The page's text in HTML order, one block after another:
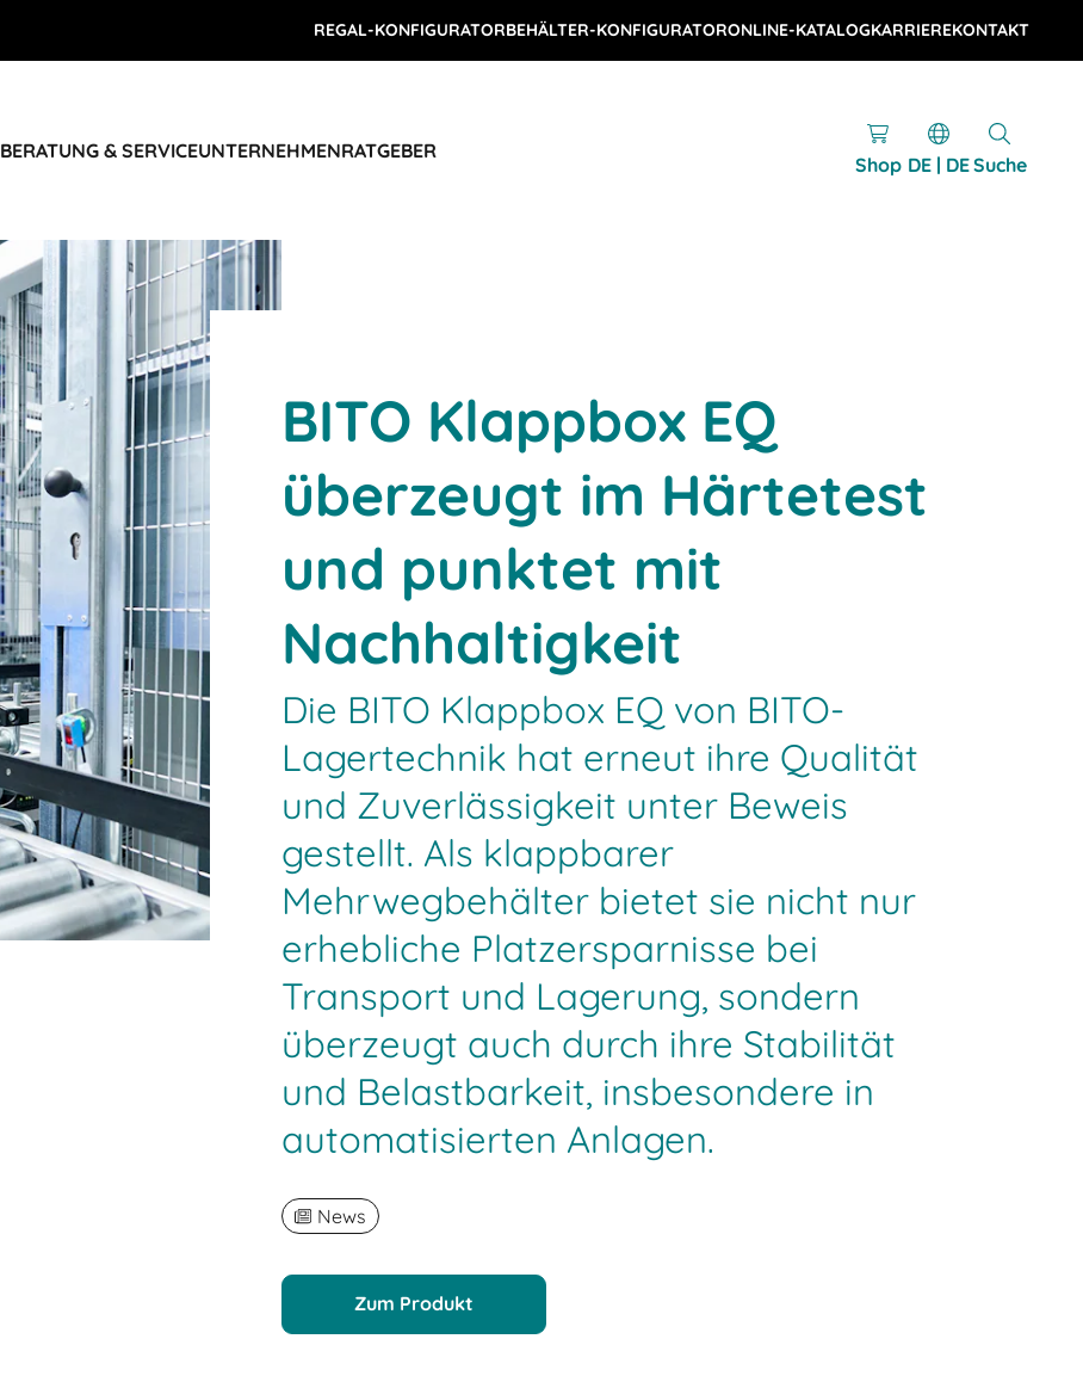
REGAL-KONFIGURATORBEHÄLTER-KONFIGURATORONLINE-KATALOGKARRIEREKONTAKT
BERATUNG & SERVICEUNTERNEHMENRATGEBER
Shop DE | DESuche
BITO Klappbox EQ
überzeugt im Härtetest
und punktet mit
Nachhaltigkeit
Die BITO Klappbox EQ von BITO-
Lagertechnik hat erneut ihre Qualität
und Zuverlässigkeit unter Beweis
gestellt. Als klappbarer
Mehrwegbehälter bietet sie nicht nur
erhebliche Platzersparnisse bei
Transport und Lagerung, sondern
überzeugt auch durch ihre Stabilität
und Belastbarkeit, insbesondere in
automatisierten Anlagen.
News
Zum Produkt